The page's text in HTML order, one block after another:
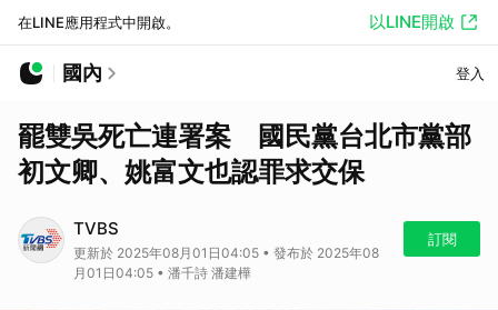
在LINE應用程式中開啟。 以LINE開啟
國內 登入
罷雙吳死亡連署案 國民黨台北市黨部
初文卿、姚富文也認罪求交保
TVBS
更新於 2025年08月01日04:05 • 發布於 2025年08
月01日04:05 • 潘千詩 潘建樺
訂閱